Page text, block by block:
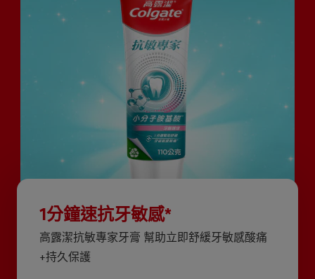
1分鐘速抗牙敏感*
高露潔抗敏專家牙膏 幫助立即舒緩牙敏感酸痛
+持久保護